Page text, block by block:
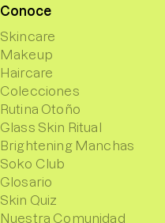
Conoce
Skincare
Makeup
Haircare
Colecciones
Rutina Otoño
Glass Skin Ritual
Brightening Manchas
Soko Club
Glosario
Skin Quiz
Nuestra Comunidad